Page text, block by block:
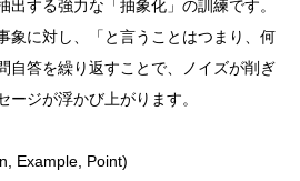
出する強力な「抽象化」の訓練です。
象に対し、「と言うことはつまり、何
自答を繰り返すことで、ノイズが削ぎ
ジが浮かび上がります。
Example, Point)